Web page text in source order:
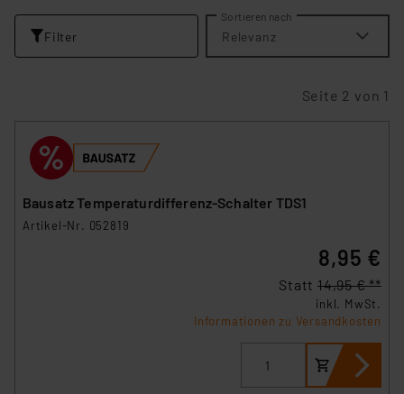
Filter
Sortieren nach
Relevanz
Seite 2 von 1
Bausatz Temperaturdifferenz-Schalter TDS1
Artikel-Nr. 052819
8,95 €
Statt 14,95 € **
inkl. MwSt.
Informationen zu Versandkosten